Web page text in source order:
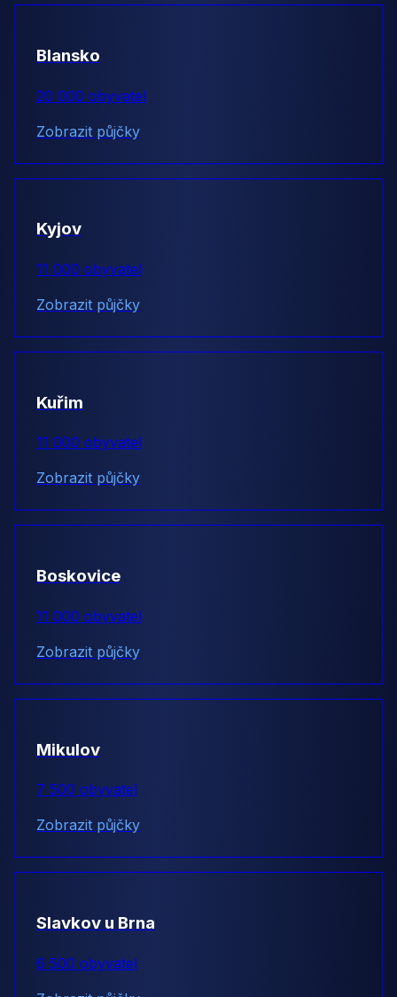
Blansko
20 000 obyvatel
Zobrazit půjčky
Kyjov
11 000 obyvatel
Zobrazit půjčky
Kuřim
11 000 obyvatel
Zobrazit půjčky
Boskovice
11 000 obyvatel
Zobrazit půjčky
Mikulov
7 500 obyvatel
Zobrazit půjčky
Slavkov u Brna
6 500 obyvatel